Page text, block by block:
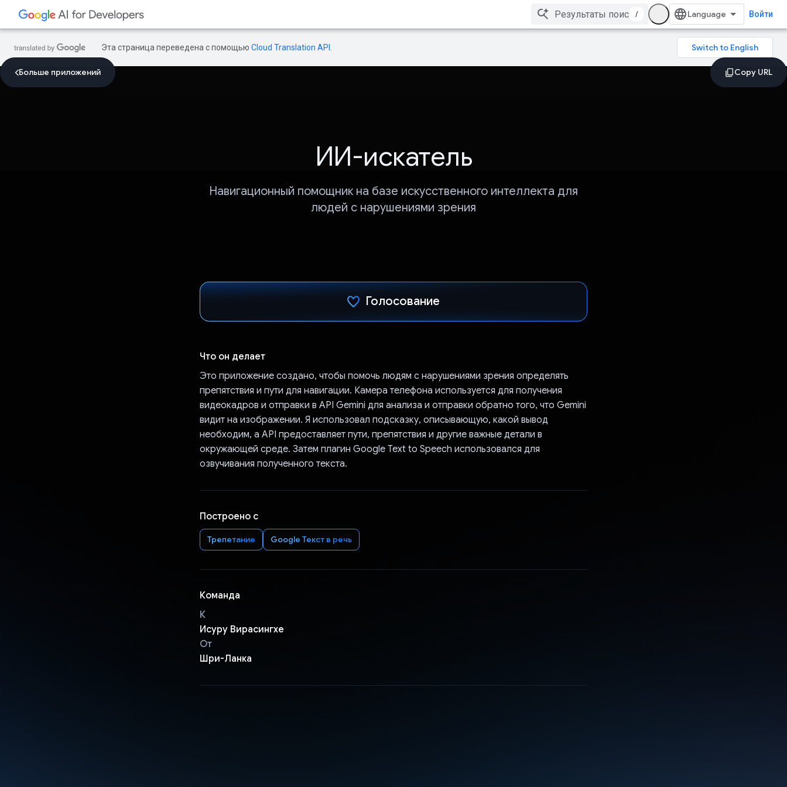
/ Войти
Эта страница переведена с помощью Cloud Translation API
Больше приложений
ИИ-искатель
Навигационный помощник на базе искусственного интеллекта для
людей с нарушениями зрения
Голосование
Что он делает
Это приложение создано, чтобы помочь людям с нарушениями зрения определять
препятствия и пути для навигации. Камера телефона используется для получения
видеокадров и отправки в API Gemini для анализа и отправки обратно того, что Gemini
видит на изображении. Я использовал подсказку, описывающую, какой вывод
необходим, а API предоставляет пути, препятствия и другие важные детали в
окружающей среде. Затем плагин Google Text to Speech использовался для
озвучивания полученного текста.
Построено с
Трепетание Google Текст в речь
Команда
К
Исуру Вирасингхе
От
Шри-Ланка